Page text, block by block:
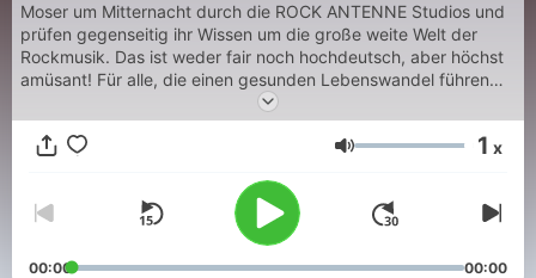
Moser um Mitternacht durch die ROCK ANTENNE Studios und
prüfen gegenseitig ihr Wissen um die große weite Welt der
Rockmusik. Das ist weder fair noch hochdeutsch, aber höchst
amüsant! Für alle, die einen gesunden Lebenswandel führen
und trotzdem nicht auf diese Kultshow verzichten wollen, gibt
es die Rock Quiz Nacht jetzt als Podcast!
Volume 1 x
00:00 00:00